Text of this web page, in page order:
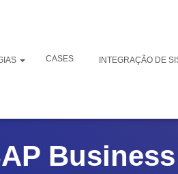
CASES INTEGRAÇÃO DE